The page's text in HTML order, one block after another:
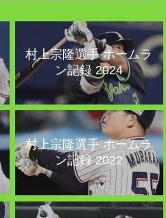
村上宗隆選手 ホームラ
ン記録 2024
村上宗隆選手 ホームラ
ン記録 2022